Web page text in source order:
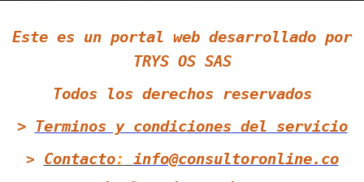
Este es un portal web desarrollado por
TRYS OS SAS
Todos los derechos reservados
> Terminos y condiciones del servicio
> Contacto: info@consultoronline.co